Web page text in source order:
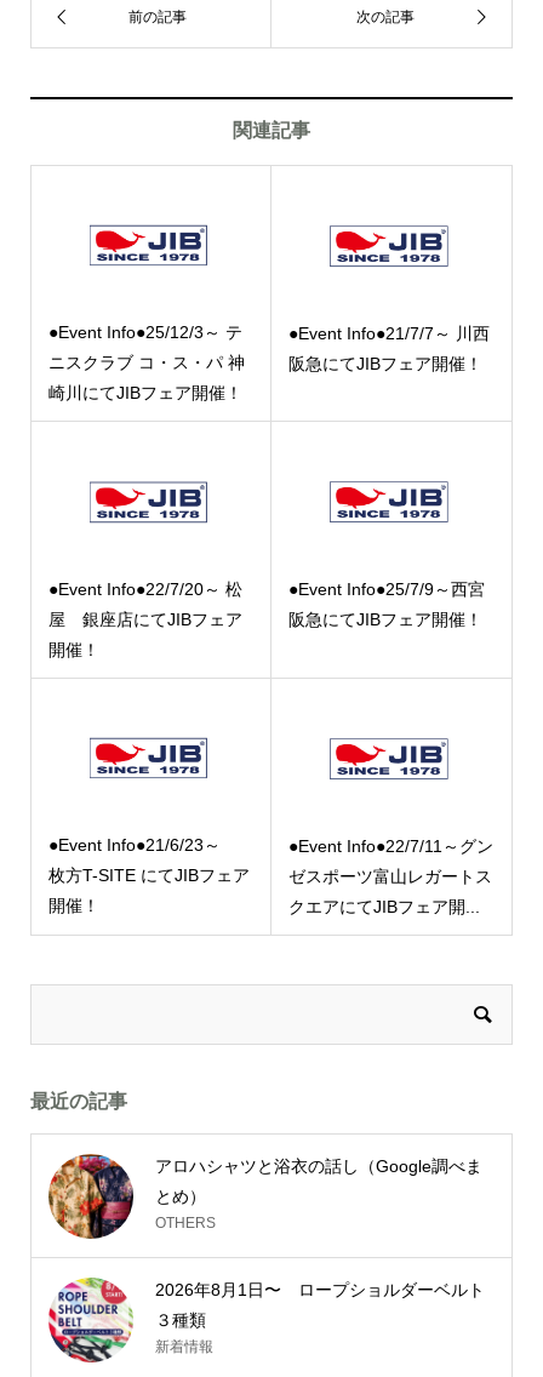
関連記事
●Event Info●25/12/3～ テ
ニスクラブ コ・ス・パ 神
崎川にてJIBフェア開催！
●Event Info●21/7/7～ 川西
阪急にてJIBフェア開催！
●Event Info●22/7/20～ 松
屋 銀座店にてJIBフェア
開催！
●Event Info●25/7/9～西宮
阪急にてJIBフェア開催！
●Event Info●21/6/23～
枚方T-SITE にてJIBフェア
開催！
●Event Info●22/7/11～グン
ゼスポーツ富山レガートス
クエアにてJIBフェア開...
最近の記事
アロハシャツと浴衣の話し（Google調べま
とめ）
OTHERS
2026年8月1日〜 ロープショルダーベルト
３種類
新着情報